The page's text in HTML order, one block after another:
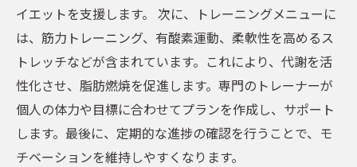
イエットを支援します。 次に、トレーニングメニューに
は、筋力トレーニング、有酸素運動、柔軟性を高めるス
トレッチなどが含まれています。これにより、代謝を活
性化させ、脂肪燃焼を促進します。専門のトレーナーが
個人の体力や目標に合わせてプランを作成し、サポート
します。最後に、定期的な進捗の確認を行うことで、モ
チベーションを維持しやすくなります。